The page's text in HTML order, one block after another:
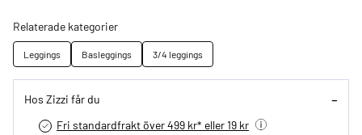
Relaterade kategorier
Leggings Basleggings 3/4 leggings
Hos Zizzi får du
Fri standardfrakt över 499 kr* eller 19 kr